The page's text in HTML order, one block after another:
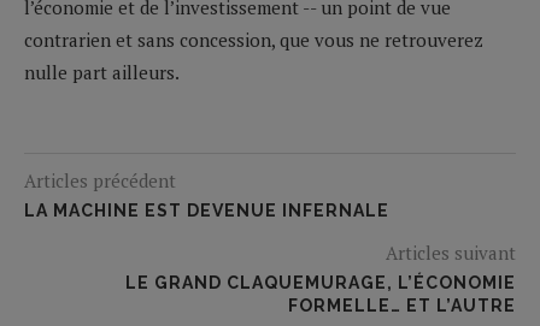
l’économie et de l’investissement -- un point de vue
contrarien et sans concession, que vous ne retrouverez
nulle part ailleurs.
Articles précédent
LA MACHINE EST DEVENUE INFERNALE
Articles suivant
LE GRAND CLAQUEMURAGE, L’ÉCONOMIE
FORMELLE… ET L’AUTRE